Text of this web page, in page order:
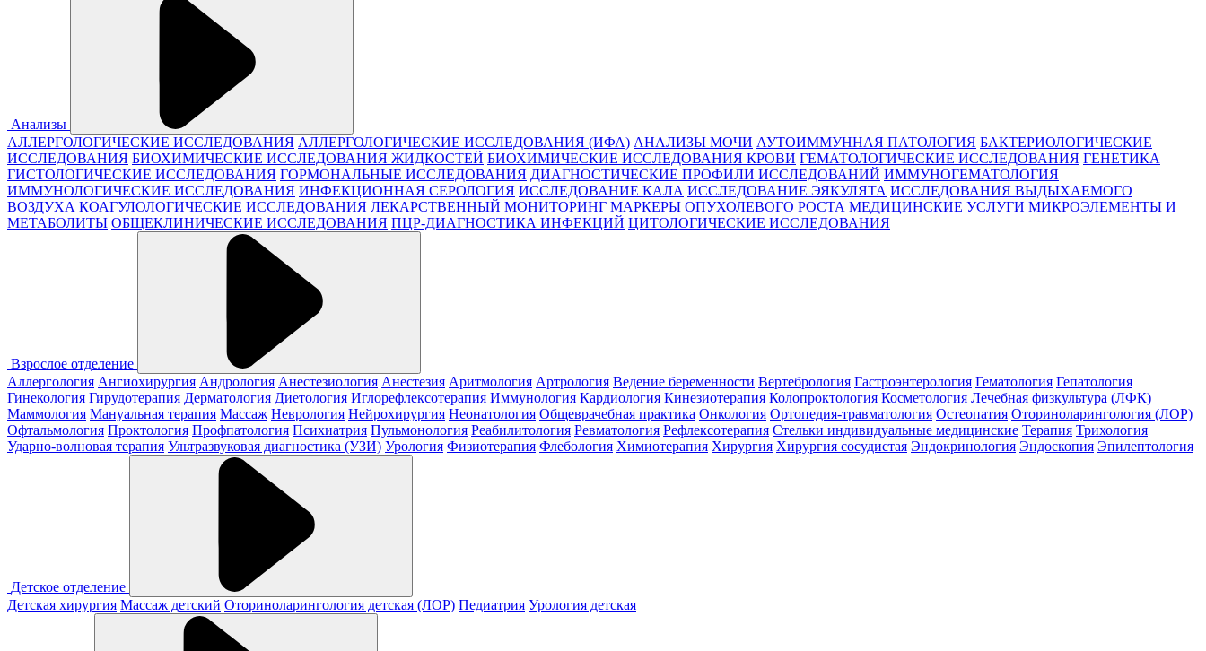
Анализы
АЛЛЕРГОЛОГИЧЕСКИЕ ИССЛЕДОВАНИЯ АЛЛЕРГОЛОГИЧЕСКИЕ ИССЛЕДОВАНИЯ (ИФА) АНАЛИЗЫ МОЧИ АУТОИММУННАЯ ПАТОЛОГИЯ БАКТЕРИОЛОГИЧЕСКИЕ
ИССЛЕДОВАНИЯ БИОХИМИЧЕСКИЕ ИССЛЕДОВАНИЯ ЖИДКОСТЕЙ БИОХИМИЧЕСКИЕ ИССЛЕДОВАНИЯ КРОВИ ГЕМАТОЛОГИЧЕСКИЕ ИССЛЕДОВАНИЯ ГЕНЕТИКА
ГИСТОЛОГИЧЕСКИЕ ИССЛЕДОВАНИЯ ГОРМОНАЛЬНЫЕ ИССЛЕДОВАНИЯ ДИАГНОСТИЧЕСКИЕ ПРОФИЛИ ИССЛЕДОВАНИЙ ИММУНОГЕМАТОЛОГИЯ
ИММУНОЛОГИЧЕСКИЕ ИССЛЕДОВАНИЯ ИНФЕКЦИОННАЯ СЕРОЛОГИЯ ИССЛЕДОВАНИЕ КАЛА ИССЛЕДОВАНИЕ ЭЯКУЛЯТА ИССЛЕДОВАНИЯ ВЫДЫХАЕМОГО
ВОЗДУХА КОАГУЛОЛОГИЧЕСКИЕ ИССЛЕДОВАНИЯ ЛЕКАРСТВЕННЫЙ МОНИТОРИНГ МАРКЕРЫ ОПУХОЛЕВОГО РОСТА МЕДИЦИНСКИЕ УСЛУГИ МИКРОЭЛЕМЕНТЫ И
МЕТАБОЛИТЫ ОБЩЕКЛИНИЧЕСКИЕ ИССЛЕДОВАНИЯ ПЦР-ДИАГНОСТИКА ИНФЕКЦИЙ ЦИТОЛОГИЧЕСКИЕ ИССЛЕДОВАНИЯ
Взрослое отделение
Аллергология Ангиохирургия Андрология Анестезиология Анестезия Аритмология Артрология Ведение беременности Вертебрология Гастроэнтерология Гематология Гепатология
Гинекология Гирудотерапия Дерматология Диетология Иглорефлексотерапия Иммунология Кардиология Кинезиотерапия Колопроктология Косметология Лечебная физкультура (ЛФК)
Маммология Мануальная терапия Массаж Неврология Нейрохирургия Неонатология Общеврачебная практика Онкология Ортопедия-травматология Остеопатия Оториноларингология (ЛОР)
Офтальмология Проктология Профпатология Психиатрия Пульмонология Реабилитология Ревматология Рефлексотерапия Стельки индивидуальные медицинские Терапия Трихология
Ударно-волновая терапия Ультразвуковая диагностика (УЗИ) Урология Физиотерапия Флебология Химиотерапия Хирургия Хирургия сосудистая Эндокринология Эндоскопия Эпилептология
Детское отделение
Детская хирургия Массаж детский Оториноларингология детская (ЛОР) Педиатрия Урология детская